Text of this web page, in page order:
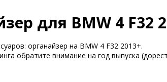
для BMW 4 F32
органайзер на BMW 4 F32 2013+.
обратите внимание на год выпуска